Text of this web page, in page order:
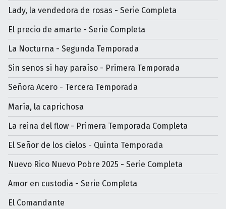
Lady, la vendedora de rosas - Serie Completa
El precio de amarte - Serie Completa
La Nocturna - Segunda Temporada
Sin senos si hay paraíso - Primera Temporada
Señora Acero - Tercera Temporada
María, la caprichosa
La reina del flow - Primera Temporada Completa
El Señor de los cielos - Quinta Temporada
Nuevo Rico Nuevo Pobre 2025 - Serie Completa
Amor en custodia - Serie Completa
El Comandante